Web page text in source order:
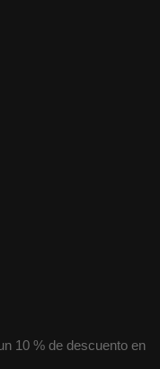
10 % de descuento en